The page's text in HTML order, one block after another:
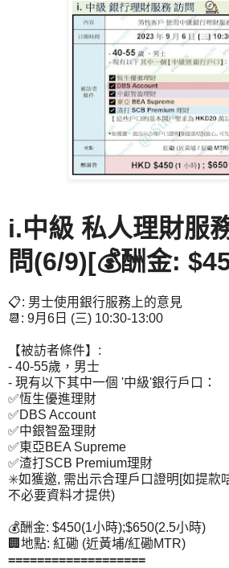
i.中級 私人理財服
問(6/9)[💰酬金:
📋: 男士使用銀行服務上的意見
📆: 9月6日 (三) 10:30-13:00
【被訪者條件】:
- 40-55歲，男士
- 現有以下其中一個 '中級'銀行戶口：
✅恆生優進理財
✅DBS Account
✅中銀智盈理財
✅東亞BEA Supreme
✅渣打SCB Premium理財
✳️如獲邀, 需出示合理戶口證明[如提款
不必要資料才提供)
💰酬金: $450(1小時);$650(2.5小時)
🏢地點: 紅磡 (近黃埔/紅磡MTR)
===================